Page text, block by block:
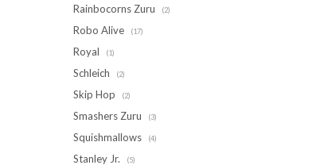
Rainbocorns Zuru (2)
Robo Alive (17)
Royal (1)
Schleich (2)
Skip Hop (2)
Smashers Zuru (3)
Squishmallows (4)
Stanley Jr. (5)